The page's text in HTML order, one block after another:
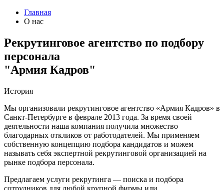
Главная
О нас
Рекрутинговое агентство по подбору
персонала
"Армия Кадров"
История
Мы организовали рекрутинговое агентство «Армия Кадров» в
Санкт-Петербурге в феврале 2013 года. За время своей
деятельности наша компания получила множество
благодарных откликов от работодателей. Мы применяем
собственную концепцию подбора кандидатов и можем
называть себя экспертной рекрутинговой организацией на
рынке подбора персонала.
Предлагаем услуги рекрутинга — поиска и подбора
сотрудников для любой крупной фирмы или